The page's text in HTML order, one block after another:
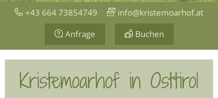
+43 664 73854749
info@kristemoarhof.at
Anfrage
Buchen
Kristemoarhof in Osttirol